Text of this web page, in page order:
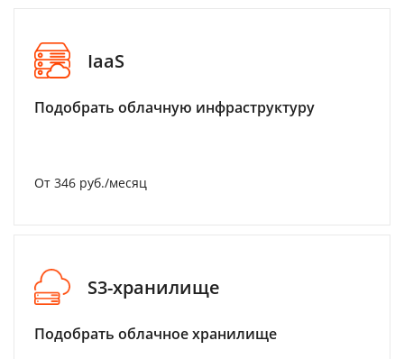
IaaS
Подобрать облачную инфраструктуру
От 346 руб./месяц
S3-хранилище
Подобрать облачное хранилище